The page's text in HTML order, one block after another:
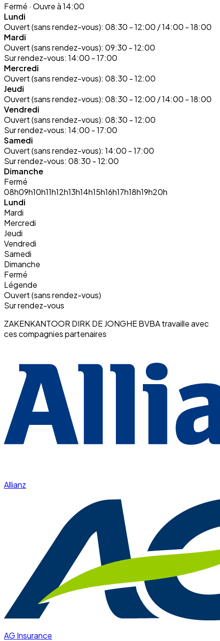
Fermé · Ouvre à 14:00
Lundi
Ouvert (sans rendez-vous): 08:30 - 12:00 / 14:00 - 18:00
Mardi
Ouvert (sans rendez-vous): 09:30 - 12:00
Sur rendez-vous: 14:00 - 17:00
Mercredi
Ouvert (sans rendez-vous): 08:30 - 12:00
Jeudi
Ouvert (sans rendez-vous): 08:30 - 12:00 / 14:00 - 18:00
Vendredi
Ouvert (sans rendez-vous): 08:30 - 12:00
Sur rendez-vous: 14:00 - 17:00
Samedi
Ouvert (sans rendez-vous): 14:00 - 17:00
Sur rendez-vous: 08:30 - 12:00
Dimanche
Fermé
08h09h10h11h12h13h14h15h16h17h18h19h20h
Lundi
Mardi
Mercredi
Jeudi
Vendredi
Samedi
Dimanche
Fermé
Légende
Ouvert (sans rendez-vous)
Sur rendez-vous
ZAKENKANTOOR DIRK DE JONGHE BVBA travaille avec
ces compagnies partenaires
Allianz
AG Insurance